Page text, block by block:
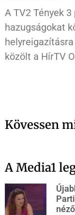
A TV2 Tények
hazugságokat
közölt a HírTV
Kövessen
A Media1